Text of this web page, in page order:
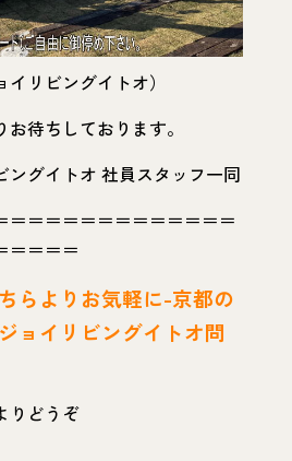
リビングイトオ）
待ちしております。
ングイトオ 社員スタッフ一同
＝＝＝＝＝＝＝＝＝＝＝＝＝
＝＝＝＝
らよりお気軽に-京都の
ョイリビングイトオ問
りどうぞ